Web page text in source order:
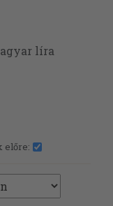
líra
előre: